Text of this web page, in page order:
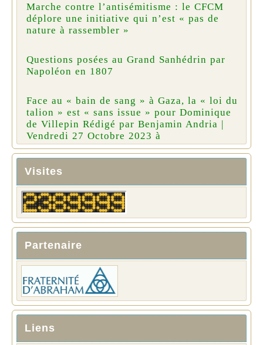
Marche contre l’antisémitisme : le CFCM
déplore une initiative qui n’est « pas de
nature à rassembler »
Questions posées au Grand Sanhédrin par
Napoléon en 1807
Face au « bain de sang » à Gaza, la « loi du
talion » est « sans issue » pour Dominique
de Villepin Rédigé par Benjamin Andria |
Vendredi 27 Octobre 2023 à
Visites
Partenaire
Liens